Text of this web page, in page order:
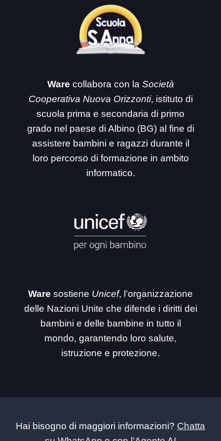
Ware collabora con la Società
Cooperativa Nuova Orizzonti, istituto di
scuola prima e secondaria di primo
grado nel paese di Albino (BG) al fine di
assistere bambini e ragazzi durante il
loro percorso di formazione in ambito
informatico.
Ware sostiene Unicef, l’organizzazione
delle Nazioni Unite che difende i diritti dei
bambini e delle bambine in tutto il
mondo, garantendo loro salute,
istruzione e protezione.
Hai bisogno di maggiori informazioni? Chatta